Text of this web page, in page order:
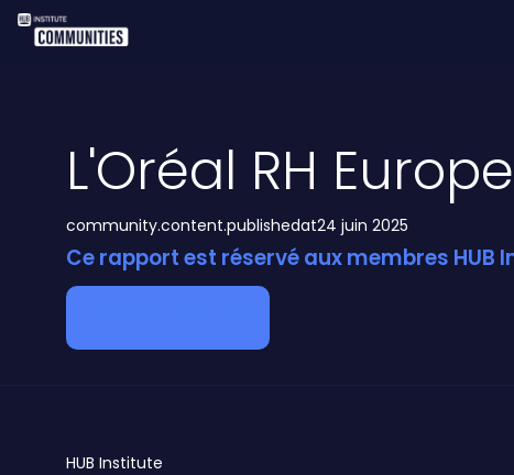
L'Oréal RH
community.content.publishedat24 juin 2025
Ce rapport est réservé aux membres HUB
HUB Institute